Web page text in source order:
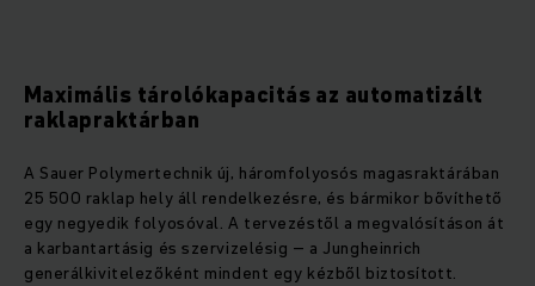
Maximális tárolókapacitás az automatizált
raklapraktárban
A Sauer Polymertechnik új, háromfolyosós magasraktárában
25 500 raklap hely áll rendelkezésre, és bármikor bővíthető
egy negyedik folyosóval. A tervezéstől a megvalósításon át
a karbantartásig és szervizelésig – a Jungheinrich
generálkivitelezőként mindent egy kézből biztosított.